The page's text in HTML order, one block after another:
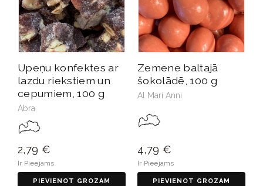
Upeņu konfektes ar
lazdu riekstiem un
cepumiem, 100 g
Abra
2,79 €
Ir Pieejams
PIEVIENOT GROZAM
Zemene baltajā
šokolādē, 100 g
Al Mari Anni
4,79 €
Ir Pieejams
PIEVIENOT GROZAM